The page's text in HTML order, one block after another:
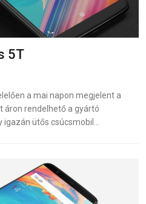
5T
a mai napon megjelent a
áron rendelhető a gyártó
igazán ütős csúcsmobil…